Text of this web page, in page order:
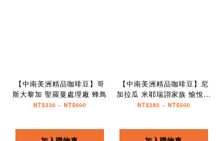
【中南美洲精品咖啡豆】哥
斯大黎加 聖羅曼處理廠 蜂鳥
NT$330 ~ NT$600
【中南美洲精品咖啡豆】尼
加拉瓜 米耶瑞詡家族 愉悅莊
園 波旁種 日曬
NT$280 ~ NT$500